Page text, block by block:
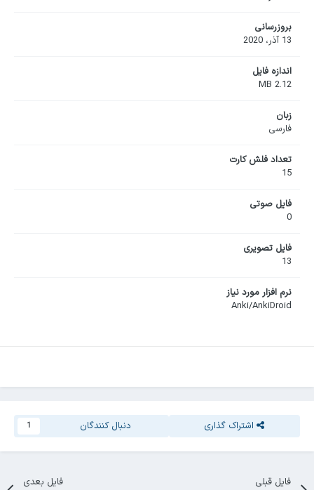
بروزرسانی
13 آذر، 2020
اندازه فایل
2.12 MB
زبان
فارسی
تعداد فلش کارت
15
فایل صوتی
0
فایل تصویری
13
نرم افزار مورد نیاز
Anki/AnkiDroid
اشتراک گذاری دنبال کنندگان 1
فایل قبلی
فایل بعدی